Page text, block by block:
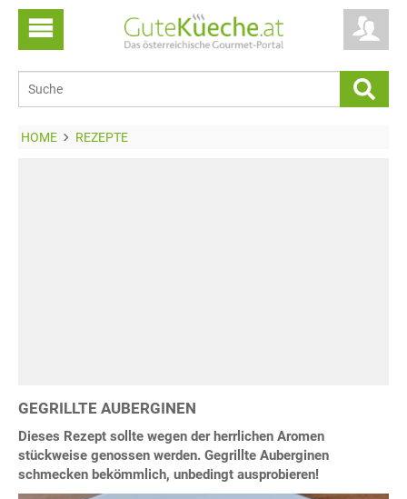
HOME REZEPTE
GEGRILLTE AUBERGINEN
Dieses Rezept sollte wegen der herrlichen Aromen
stückweise genossen werden. Gegrillte Auberginen
schmecken bekömmlich, unbedingt ausprobieren!